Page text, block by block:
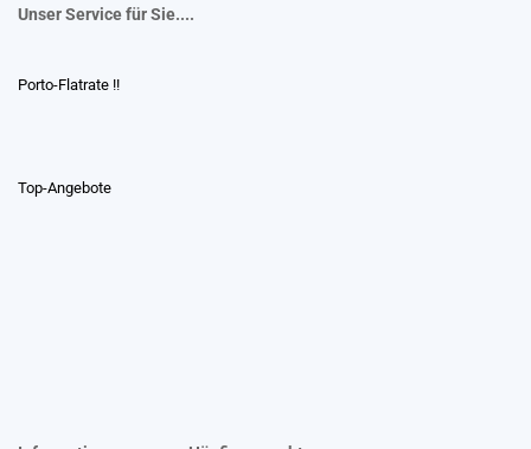
Unser Service für Sie....
Porto-Flatrate !!
Top-Angebote